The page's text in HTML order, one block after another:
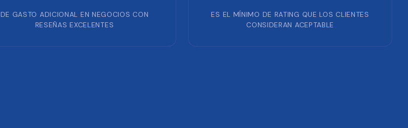
DE GASTO ADICIONAL EN NEGOCIOS CON
RESEÑAS EXCELENTES
ES EL MÍNIMO DE RATING QUE LOS CLIENTES
CONSIDERAN ACEPTABLE